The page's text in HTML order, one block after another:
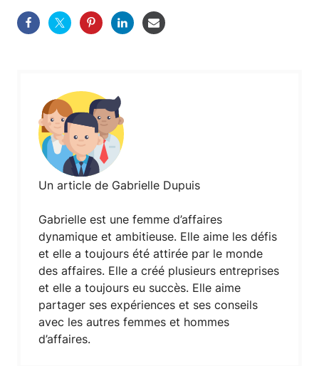
Un article de Gabrielle Dupuis
Gabrielle est une femme d’affaires
dynamique et ambitieuse. Elle aime les défis
et elle a toujours été attirée par le monde
des affaires. Elle a créé plusieurs entreprises
et elle a toujours eu succès. Elle aime
partager ses expériences et ses conseils
avec les autres femmes et hommes
d’affaires.